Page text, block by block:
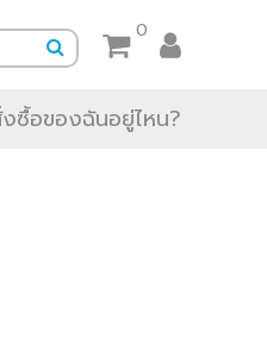
0
ซื้อของฉันอยู่ไหน?